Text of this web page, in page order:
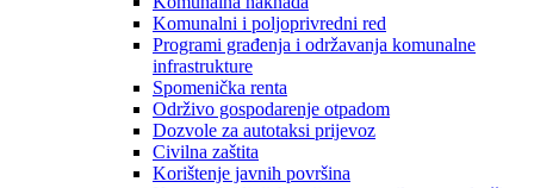
Komunalni i poljoprivredni red
Programi građenja i održavanja komunalne
infrastrukture
Spomenička renta
Održivo gospodarenje otpadom
Dozvole za autotaksi prijevoz
Civilna zaštita
Korištenje javnih površina